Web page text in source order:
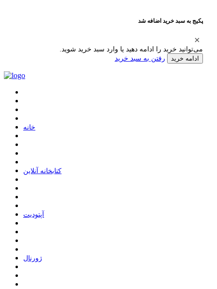
پکیج به سبد خرید اضافه شد
می‌توانید خرید را ادامه دهید یا وارد سبد خرید شوید.
ادامه خرید رفتن به سبد خرید
ﺧﺎﻧﻪ
ﮐﺘﺎﺑﺨﺎﻧﻪ ﺁﻧﻼﯾﻦ
ﺁﭘﺘﻮﺩﯾﺖ
ﮊﻭﺭﻧﺎﻝ